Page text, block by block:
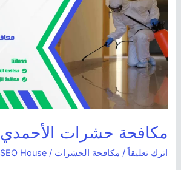
مكافحة حشرات الأحمدي
اترك تعليقاً / مكافحة الحشرات /
SEO House
حشرات
الأحمدي